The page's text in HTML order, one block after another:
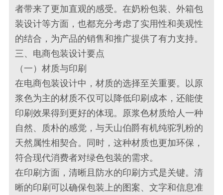
者带来了更加直观的感受。在奶粉包装、外箱包
装设计等方面，也都充分考虑了实用性和美观性
的结合，为产品的销售和推广提供了有力支持。
三、电商包装设计要点
（一）材质与印刷
在电商包装设计中，材质的选择至关重要。以原
浆色为主的材质不仅可以降低印刷成本，还能使
印刷效果得到更好的体现。原浆色材质给人一种
自然、质朴的感觉，与天山伯爵有机纯驼乳粉的
天然属性相契合。同时，这种材质也更加环保，
符合现代消费者对绿色包装的需求。
在印刷方面，清晰且防水的印刷方式是关键。清
晰的印刷可以确保包装上的图案、文字和信息准